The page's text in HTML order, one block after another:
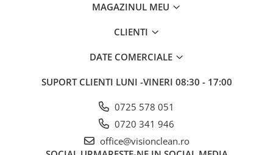
Gama de cosmetice hoteliere
Gama de cosmetice hoteliere Lux
Gama de cosmetice hoteliere
MAGAZINUL MEU
CLIENTI
DATE COMERCIALE
SUPORT CLIENTI LUNI -VINERI 08:30 - 17:00
0725 578 051
0720 341 946
office@visionclean.ro